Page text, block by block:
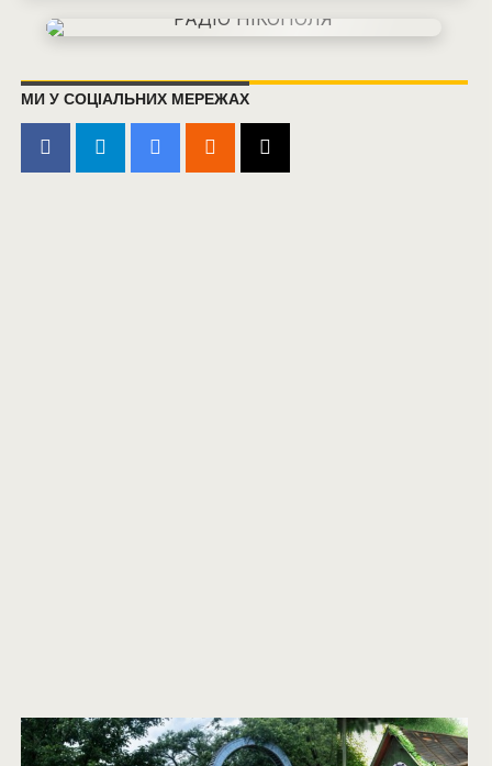
МИ У СОЦІАЛЬНИХ МЕРЕЖАХ